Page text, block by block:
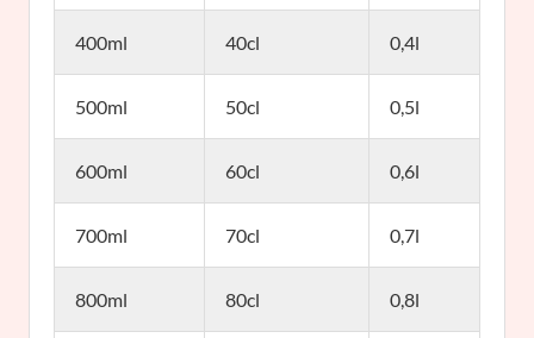
400ml 40cl 0,4l
500ml 50cl 0,5l
600ml 60cl 0,6l
700ml 70cl 0,7l
800ml 80cl 0,8l